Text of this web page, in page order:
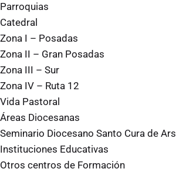
Parroquias
Catedral
Zona I – Posadas
Zona II – Gran Posadas
Zona III – Sur
Zona IV – Ruta 12
Vida Pastoral
Áreas Diocesanas
Seminario Diocesano Santo Cura de Ars
Instituciones Educativas
Otros centros de Formación